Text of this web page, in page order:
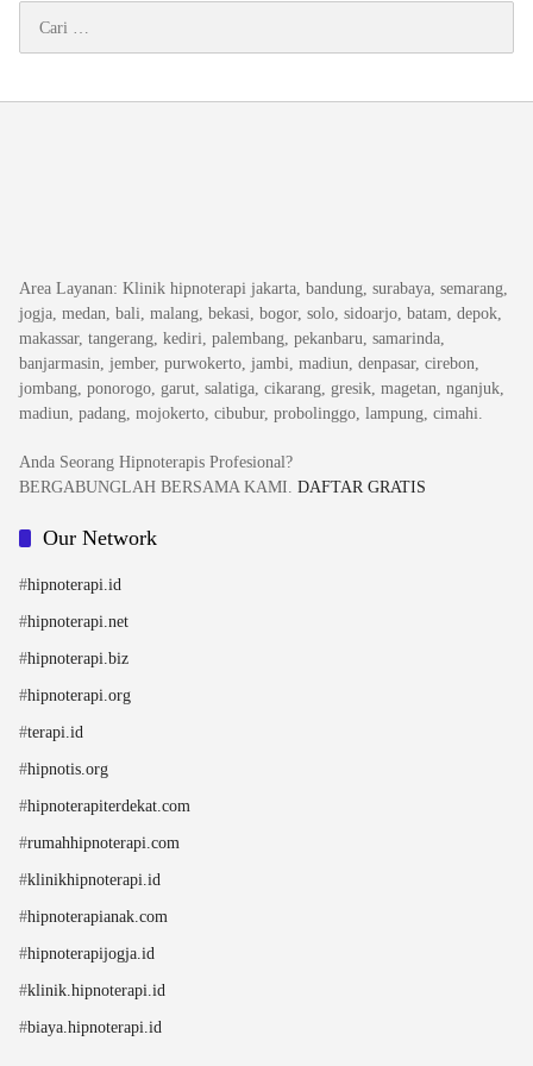
untuk:
Area Layanan: Klinik hipnoterapi jakarta, bandung, surabaya, semarang,
jogja, medan, bali, malang, bekasi, bogor, solo, sidoarjo, batam, depok,
makassar, tangerang, kediri, palembang, pekanbaru, samarinda,
banjarmasin, jember, purwokerto, jambi, madiun, denpasar, cirebon,
jombang, ponorogo, garut, salatiga, cikarang, gresik, magetan, nganjuk,
madiun, padang, mojokerto, cibubur, probolinggo, lampung, cimahi.
Anda Seorang Hipnoterapis Profesional?
BERGABUNGLAH BERSAMA KAMI. DAFTAR GRATIS
Our Network
#hipnoterapi.id
#hipnoterapi.net
#hipnoterapi.biz
#hipnoterapi.org
#terapi.id
#hipnotis.org
#hipnoterapiterdekat.com
#rumahhipnoterapi.com
#klinikhipnoterapi.id
#hipnoterapianak.com
#hipnoterapijogja.id
#klinik.hipnoterapi.id
#biaya.hipnoterapi.id